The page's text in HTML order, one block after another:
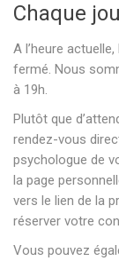
Chaque
A l’heure
fermé. Nous
à 19h.
Plutôt que
rendez-vous
psychologue de
la page
vers le lien de la
réserver votre
Vous pouvez